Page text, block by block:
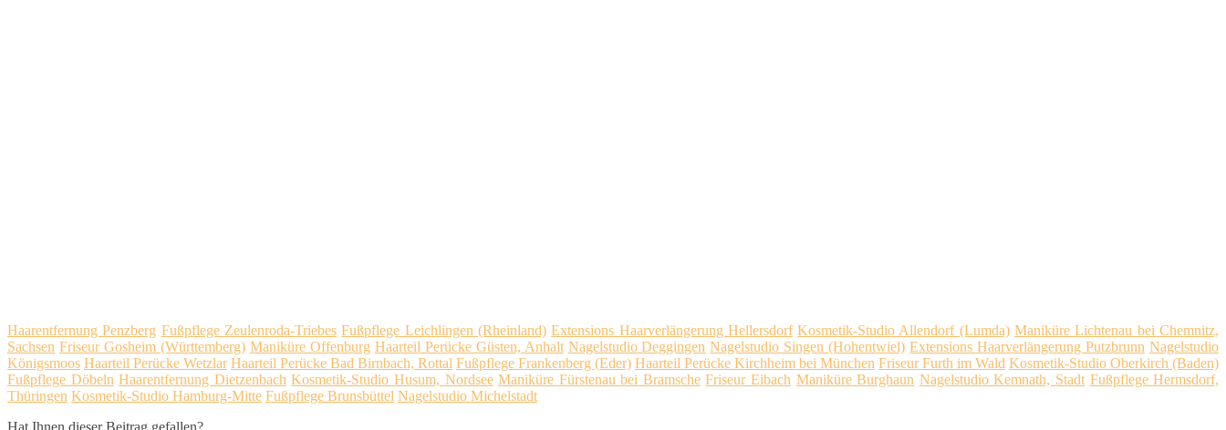
Haarentfernung Penzberg Fußpflege Zeulenroda-Triebes Fußpflege Leichlingen (Rheinland) Extensions Haarverlängerung Hellersdorf Kosmetik-Studio Allendorf (Lumda) Maniküre Lichtenau bei Chemnitz,
Sachsen Friseur Gosheim (Württemberg) Maniküre Offenburg Haarteil Perücke Güsten, Anhalt Nagelstudio Deggingen Nagelstudio Singen (Hohentwiel) Extensions Haarverlängerung Putzbrunn Nagelstudio
Königsmoos Haarteil Perücke Wetzlar Haarteil Perücke Bad Birnbach, Rottal Fußpflege Frankenberg (Eder) Haarteil Perücke Kirchheim bei München Friseur Furth im Wald Kosmetik-Studio Oberkirch (Baden)
Fußpflege Döbeln Haarentfernung Dietzenbach Kosmetik-Studio Husum, Nordsee Maniküre Fürstenau bei Bramsche Friseur Eibach Maniküre Burghaun Nagelstudio Kemnath, Stadt Fußpflege Hermsdorf,
Thüringen Kosmetik-Studio Hamburg-Mitte Fußpflege Brunsbüttel Nagelstudio Michelstadt